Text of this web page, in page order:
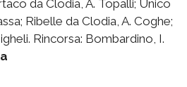
da Clodia, A. Topalli; Unico
Ribelle da Clodia, A. Coghe;
Rincorsa: Bombardino, I.